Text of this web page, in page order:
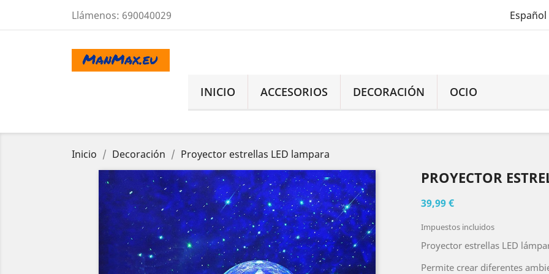
Llámenos: 690040029 Español
INICIO ACCESORIOS DECORACIÓN OCIO
Inicio Decoración Proyector estrellas LED lampara
PROYECTOR
39,99 €
Impuestos incluidos
Proyector estrellas LED
Permite crear diferentes